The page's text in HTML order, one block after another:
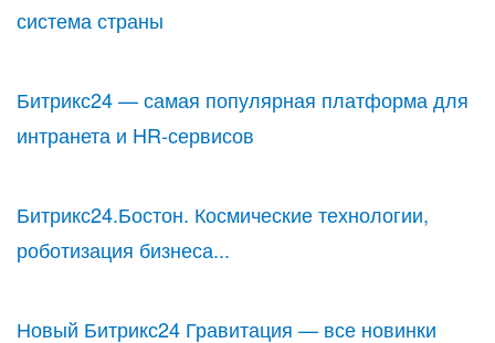
система страны
Битрикс24 — самая популярная платформа для
интранета и HR-сервисов
Битрикс24.Бостон. Космические технологии,
роботизация бизнеса...
Новый Битрикс24 Гравитация — все новинки